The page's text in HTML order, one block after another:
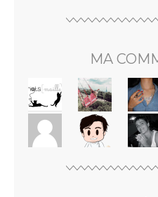
MA